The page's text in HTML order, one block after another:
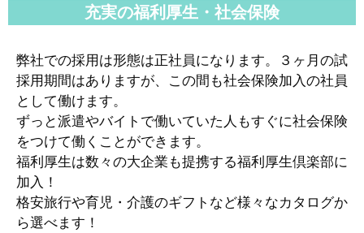
充実の福利厚生・社会保険
弊社での採用は形態は正社員になります。３ヶ月の試
採用期間はありますが、この間も社会保険加入の社員
として働けます。
ずっと派遣やバイトで働いていた人もすぐに社会保険
をつけて働くことができます。
福利厚生は数々の大企業も提携する福利厚生倶楽部に
加入！
格安旅行や育児・介護のギフトなど様々なカタログか
ら選べます！